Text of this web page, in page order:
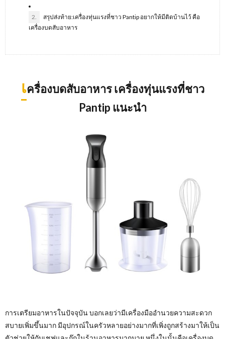
2.
สรุปส่งท้าย:เครื่องทุ่นแรงที่ชาว Pantip อยากให้มีติดบ้านไว้ คือ
เครื่องบดสับอาหาร
เครื่องบดสับอาหาร เครื่องทุ่นแรงที่ชาว
Pantip แนะนำ
การเตรียมอาหารในปัจจุบัน บอกเลยว่ามีเครื่องมืออำนวยความสะดวก
สบายเพิ่มขึ้นมาก มีอุปกรณ์ในครัวหลายอย่างมากที่เพิ่งถูกสร้างมาให้เป็น